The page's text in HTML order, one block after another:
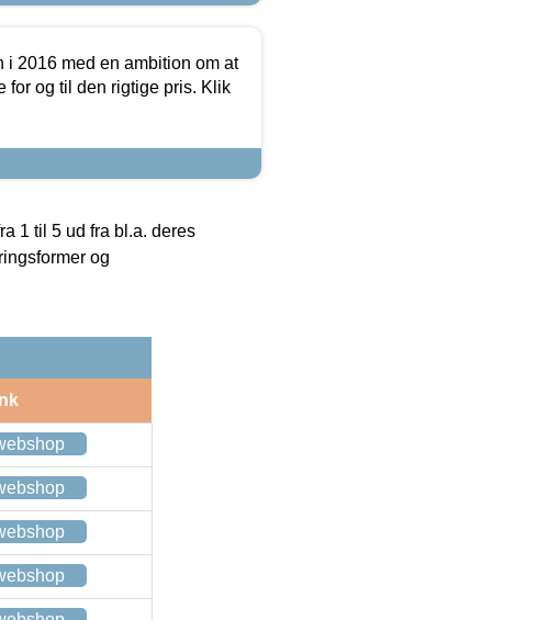
i 2016 med en ambition om at
for og til den rigtige pris. Klik
1 til 5 ud fra bl.a. deres
og